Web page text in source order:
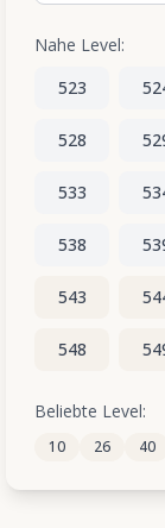
Nahe Level:
523
528
533
538
543
548
553
558 559
Beliebte Level:
10 26 40